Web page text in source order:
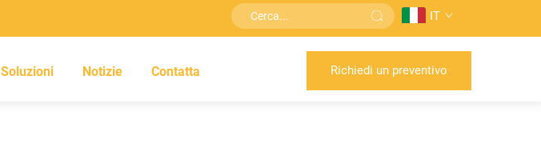
IT
Soluzioni Notizie Contatta Richiedi un preventivo